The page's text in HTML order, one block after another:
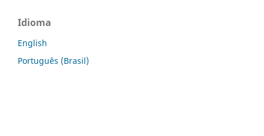
Idioma
English
Português (Brasil)